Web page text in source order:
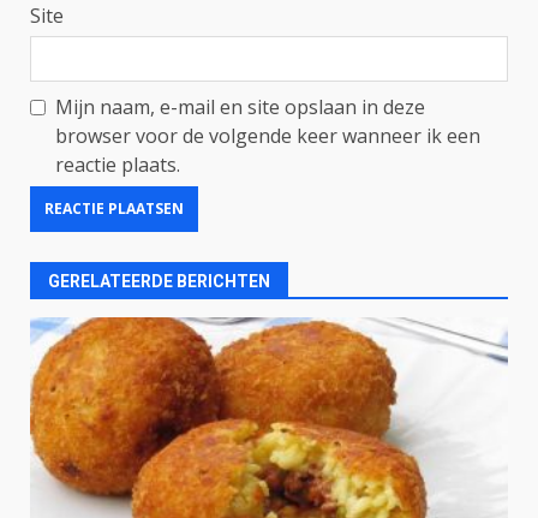
Site
Mijn naam, e-mail en site opslaan in deze
browser voor de volgende keer wanneer ik een
reactie plaats.
GERELATEERDE BERICHTEN